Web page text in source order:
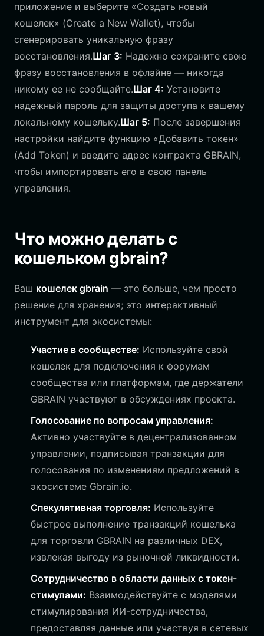
приложение и выберите «Создать новый
кошелек» (Create a New Wallet), чтобы
сгенерировать уникальную фразу
восстановления.Шаг 3: Надежно сохраните свою
фразу восстановления в офлайне — никогда
никому ее не сообщайте.Шаг 4: Установите
надежный пароль для защиты доступа к вашему
локальному кошельку.Шаг 5: После завершения
настройки найдите функцию «Добавить токен»
(Add Token) и введите адрес контракта GBRAIN,
чтобы импортировать его в свою панель
управления.
Что можно делать с
кошельком gbrain?
Ваш кошелек gbrain — это больше, чем просто
решение для хранения; это интерактивный
инструмент для экосистемы:
Участие в сообществе: Используйте свой
кошелек для подключения к форумам
сообщества или платформам, где держатели
GBRAIN участвуют в обсуждениях проекта.
Голосование по вопросам управления:
Активно участвуйте в децентрализованном
управлении, подписывая транзакции для
голосования по изменениям предложений в
экосистеме Gbrain.io.
Спекулятивная торговля: Используйте
быстрое выполнение транзакций кошелька
для торговли GBRAIN на различных DEX,
извлекая выгоду из рыночной ликвидности.
Сотрудничество в области данных с токен-
стимулами: Взаимодействуйте с моделями
стимулирования ИИ-сотрудничества,
предоставляя данные или участвуя в сетевых